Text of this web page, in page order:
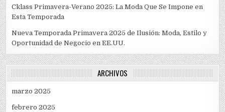
Cklass Primavera-Verano 2025: La Moda Que Se Impone en
Esta Temporada
Nueva Temporada Primavera 2025 de Ilusión: Moda, Estilo y
Oportunidad de Negocio en EE.UU.
ARCHIVOS
marzo 2025
febrero 2025